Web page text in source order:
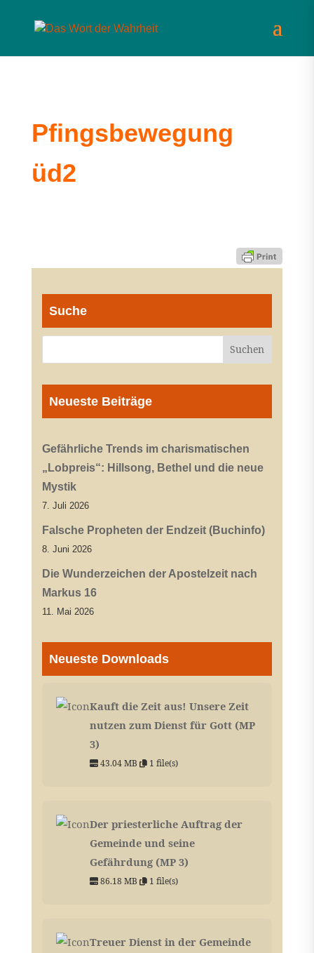
Pfingsbewegung
üd2
Suche
Neueste Beiträge
Gefährliche Trends im charismatischen
„Lobpreis“: Hillsong, Bethel und die neue
Mystik
7. Juli 2026
Falsche Propheten der Endzeit (Buchinfo)
8. Juni 2026
Die Wunderzeichen der Apostelzeit nach
Markus 16
11. Mai 2026
Neueste Downloads
Kauft die Zeit aus! Unsere Zeit
nutzen zum Dienst für Gott (MP
3)
43.04 MB 1 file(s)
Der priesterliche Auftrag der
Gemeinde und seine
Gefährdung (MP 3)
86.18 MB 1 file(s)
Treuer Dienst in der Gemeinde